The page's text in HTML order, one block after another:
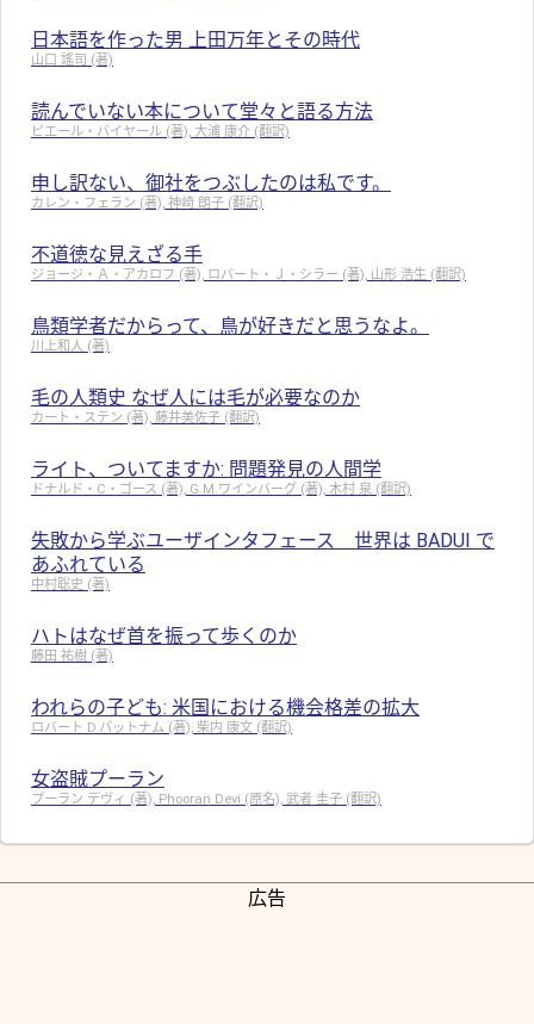
日本語を作った男 上田万年とその時代
山口 謠司 (著)
読んでいない本について堂々と語る方法
ピエール・バイヤール (著), 大浦 康介 (翻訳)
申し訳ない、御社をつぶしたのは私です。
カレン・フェラン (著), 神崎 朗子 (翻訳)
不道徳な見えざる手
ジョージ・Ａ・アカロフ (著), ロバート・Ｊ・シラー (著), 山形 浩生 (翻訳)
鳥類学者だからって、鳥が好きだと思うなよ。
川上和人 (著)
毛の人類史 なぜ人には毛が必要なのか
カート・ステン (著), 藤井美佐子 (翻訳)
ライト、ついてますか: 問題発見の人間学
ドナルド・C・ゴース (著), G.M.ワインバーグ (著), 木村 泉 (翻訳)
失敗から学ぶユーザインタフェース 世界は BADUI で
あふれている
中村聡史 (著)
ハトはなぜ首を振って歩くのか
藤田 祐樹 (著)
われらの子ども: 米国における機会格差の拡大
ロバート D.パットナム (著), 柴内 康文 (翻訳)
女盗賊プーラン
プーラン デヴィ (著), Phooran Devi (原名), 武者 圭子 (翻訳)
広告